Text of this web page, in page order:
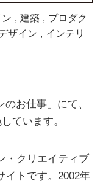
, 建築 , プロダク
ザイン , インテリ
お仕事」にて、
ています。
・クリエイティブ
イトです。2002年